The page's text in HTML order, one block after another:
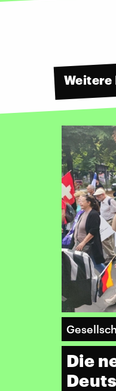
Weitere
Die